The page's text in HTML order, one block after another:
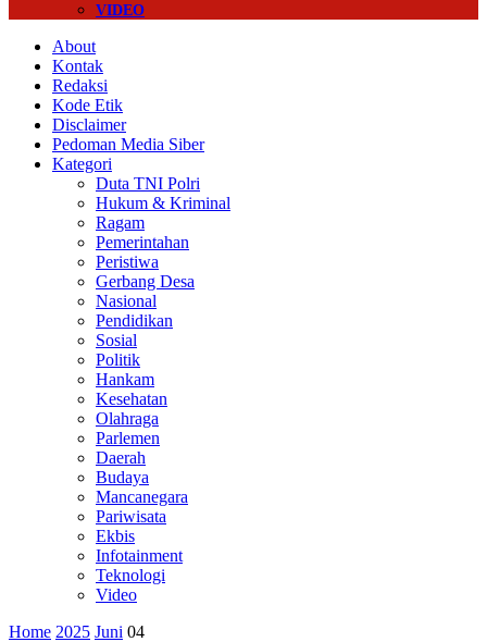
VIDEO
About
Kontak
Redaksi
Kode Etik
Disclaimer
Pedoman Media Siber
Kategori
Duta TNI Polri
Hukum & Kriminal
Ragam
Pemerintahan
Peristiwa
Gerbang Desa
Nasional
Pendidikan
Sosial
Politik
Hankam
Kesehatan
Olahraga
Parlemen
Daerah
Budaya
Mancanegara
Pariwisata
Ekbis
Infotainment
Teknologi
Video
Home 2025 Juni 04